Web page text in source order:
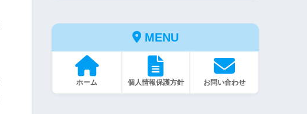
MENU
ホーム 個人情報保護方針 お問い合わせ